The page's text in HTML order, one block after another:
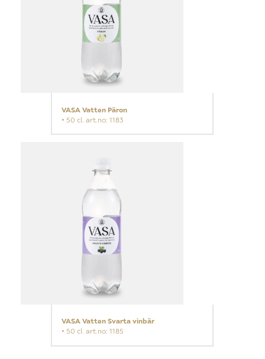
VASA Vatten Päron
• 50 cl. art.no: 1183
VASA Vatten Svarta vinbär
• 50 cl. art.no: 1185